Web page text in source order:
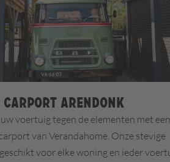
Carport Arendonk
voertuig tegen de elementen met een
van Verandahome. Onze stevige
voor elke woning en ieder